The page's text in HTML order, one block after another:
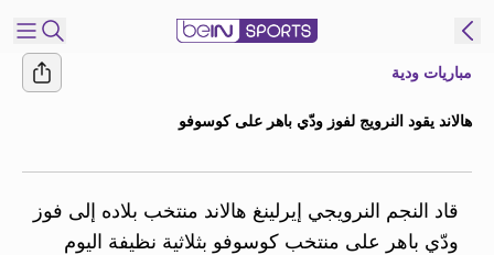
النسخة
MENA
مباريات ودية
هالاند يقود النرويج لفوز ودّي باهر على كوسوفو
قاد النجم النرويجي إيرلينغ هالاند منتخب بلاده إلى فوز
ودّي باهر على منتخب كوسوفو بثلاثية نظيفة اليوم